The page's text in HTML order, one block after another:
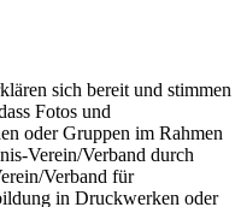
sich bereit und stimmen
Fotos und
oder Gruppen im Rahmen
Verein/Verband durch
Verband für
in Druckwerken oder